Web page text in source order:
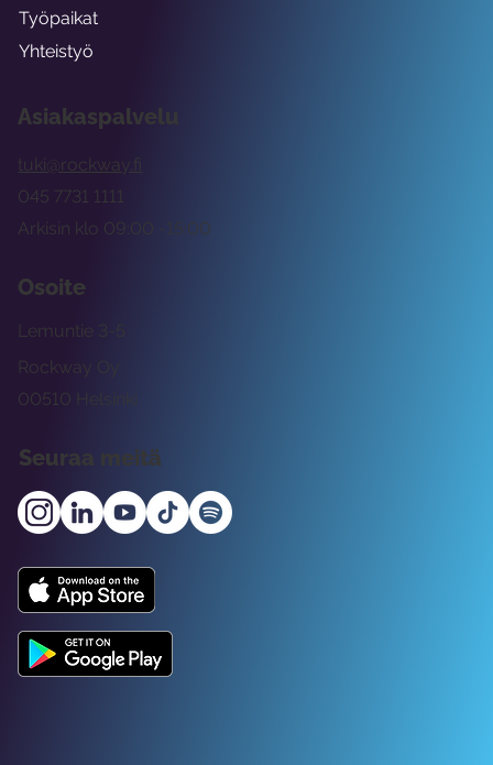
Asiakaspalvelu
tuki@rockway.fi
Arkisin klo 09:00 -15:00
045 7731 1111
Osoite
Rockway Oy
Lemuntie 3-5
00510 Helsinki
Seuraa meitä
Työpaikat
Yhteistyö